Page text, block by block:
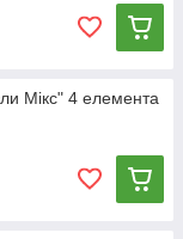
Мікс" 4 елемента